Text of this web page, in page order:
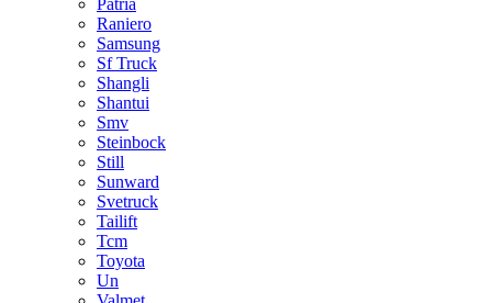
Patria
Raniero
Samsung
Sf Truck
Shangli
Shantui
Smv
Steinbock
Still
Sunward
Svetruck
Tailift
Tcm
Toyota
Un